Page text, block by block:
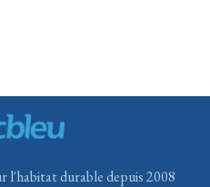
l'habitat durable depuis 2008